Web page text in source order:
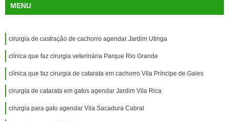
MENU
cirurgia de castração de cachorro agendar Jardim Utinga
clínica que faz cirurgia veterinária Parque Rio Grande
clínica que faz cirurgia de catarata em cachorro Vila Príncipe de Gales
cirurgia de catarata em gatos agendar Jardim Vila Rica
cirurgia para gato agendar Vila Sacadura Cabral